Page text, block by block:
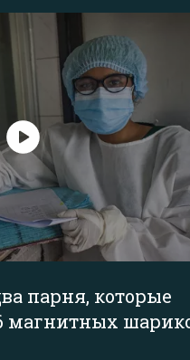
парня, которые
магнитных